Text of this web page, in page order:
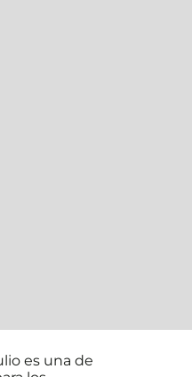
es una de